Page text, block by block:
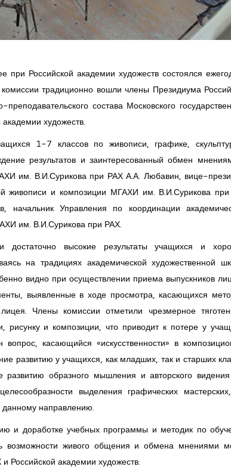
Российской академии художеств состоялся
традиционно вошли члены Президиума
состава Московского
художеств.
1-7 классов по живописи, графике,
результатов и заинтересованный обмен
им. В.И.Сурикова при РАХ А.А. Любавин, вице-
живописи и композиции МГАХИ им. В.И.Сурикова
Управления по координации
им. В.И.Сурикова при РАХ.
высокие результаты учащихся и
на традициях академической художественной
видно при осуществлении приема выпускников
выявленные в ходе просмотра, касающихся
Члены комиссии отметили чрезмерное
рисунку и композиции, что приводит к потере у
касающийся «искусственности» в
развитию у учащихся, как младших, так и старших
образного мышления и авторского
выделения графических
данному направлению.
и доработке учебных программы и методик по
возможности живого общения и обмена мнениями
академии художеств.